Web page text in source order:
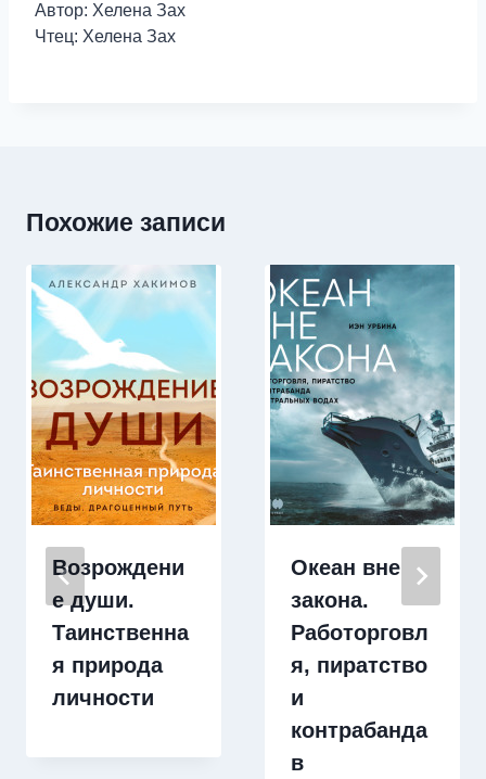
Автор: Хелена Зах
Чтец: Хелена Зах
Похожие записи
Возрождени
е души.
Таинственна
я природа
личности
Океан вне
закона.
Работорговл
я, пиратство
и
контрабанда
в